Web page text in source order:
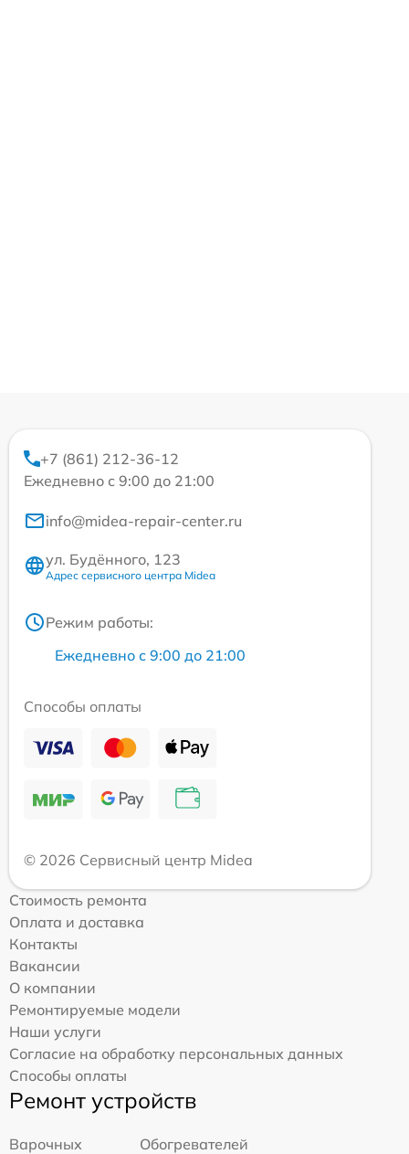
+7 (861) 212-36-12
Ежедневно с 9:00 до 21:00
info@midea-repair-center.ru
ул. Будённого, 123
Адрес сервисного центра Midea
Режим работы:
Ежедневно с 9:00 до 21:00
Способы оплаты
© 2026 Сервисный центр Midea
Стоимость ремонта
Оплата и доставка
Контакты
Вакансии
О компании
Ремонтируемые модели
Наши услуги
Согласие на обработку персональных данных
Способы оплаты
Ремонт устройств
Варочных
Обогревателей